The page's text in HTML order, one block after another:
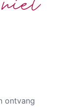
ontvang